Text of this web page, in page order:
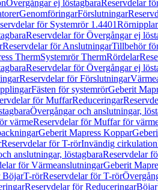
Övergångar ej löstagbaraReservdelar
GenomföringarFörslutningar
för Systemrör 1.4401Rörnipplar
Reservdelar för Övergångar ej
Reservdelar för AnslutningarTillbehör
ThermSystemrör ThermRördelar
Reservdelar för Övergångar ej
Reservdelar för Förslutningar
Fästen för systemrörGeberit
för MuffarReduceringar
Övergångar och anslutningar,
värmeReservdelar för Muffar för
Geberit Mapress Koppar
Reservdelar för T-rörInvändig cirkulation
anslutningar, löstagbaraReservdelar
för VärmeanslutningarGeberit
BöjarT-rörReservdelar för T-rör
Reservdelar för ReduceringarBöjar